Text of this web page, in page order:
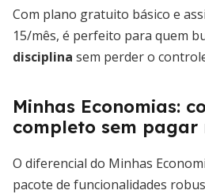
Com plano gratuito básico e
15/mês, é perfeito para quem
disciplina sem perder o
Minhas Economias:
completo sem pagar
O diferencial do Minhas
pacote de funcionalidades